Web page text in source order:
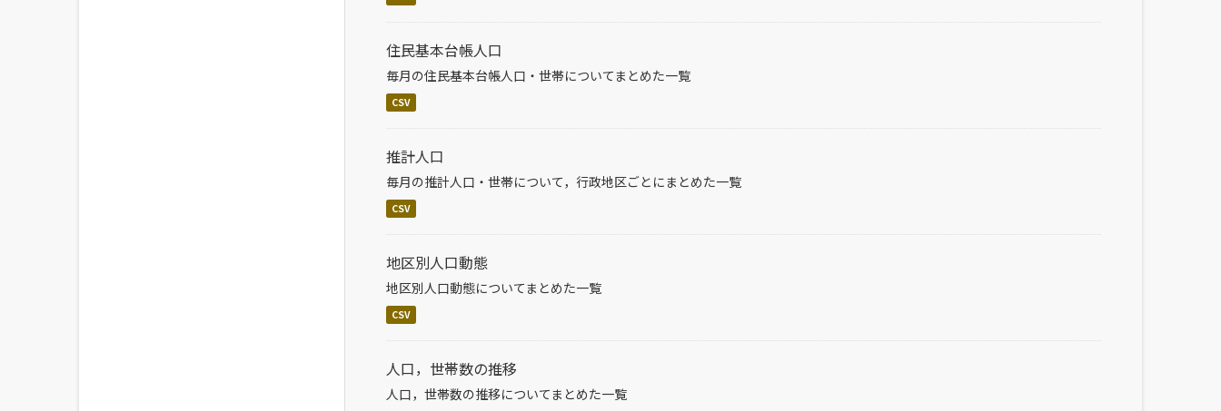
住民基本台帳人口
毎月の住民基本台帳人口・世帯についてまとめた一覧
CSV
推計人口
毎月の推計人口・世帯について，行政地区ごとにまとめた一覧
CSV
地区別人口動態
地区別人口動態についてまとめた一覧
CSV
人口，世帯数の推移
人口，世帯数の推移についてまとめた一覧